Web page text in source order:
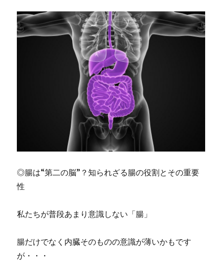
や
っ
◎腸は“第二の脳”？知られざる腸の役割とその重要
性
私たちが普段あまり意識しない「腸」
腸だけでなく内臓そのものの意識が薄いかもです
が・・・